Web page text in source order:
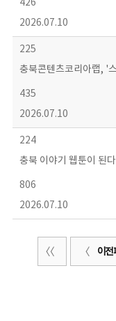
426
2026.07.10
225
충북콘텐츠코리아랩, '
435
2026.07.10
224
충북 이야기 웹툰이 된
806
2026.07.10
이전